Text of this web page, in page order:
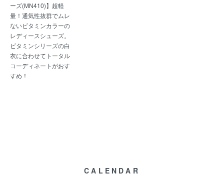
ーズ(MN410)】超軽
量！通気性抜群でムレ
ないビタミンカラーの
レディースシューズ。
ビタミンシリーズの白
衣に合わせてトータル
コーディネートがおす
すめ！
CALENDAR